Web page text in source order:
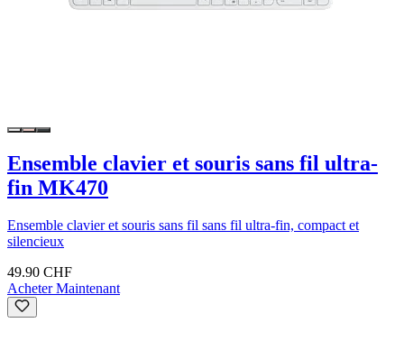
Ensemble clavier et souris sans fil ultra-
fin MK470
Ensemble clavier et souris sans fil sans fil ultra-fin, compact et
silencieux
49.90 CHF
Acheter Maintenant